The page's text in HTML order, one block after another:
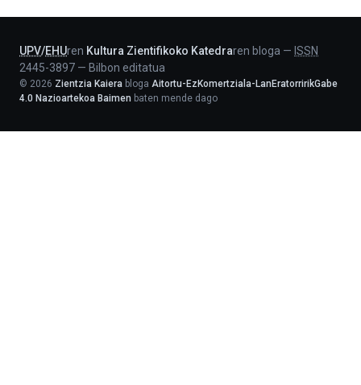
UPV/EHUren Kultura Zientifikoko Katedraren bloga — ISSN
2445-3897 — Bilbon editatua
© 2026 Zientzia Kaiera bloga Aitortu-EzKomertziala-LanEratorririkGabe
4.0 Nazioartekoa Baimen baten mende dago